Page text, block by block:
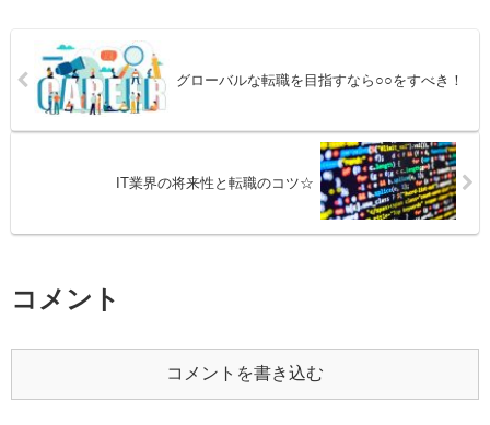
グローバルな転職を目指すなら○○をすべき！
IT業界の将来性と転職のコツ☆
コメント
コメントを書き込む